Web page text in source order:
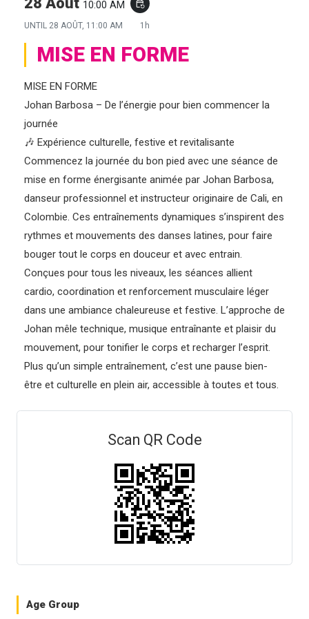
10:00 AM event_repeat
UNTIL 28 AOÛT, 11:00 AM 1h
MISE EN FORME
MISE EN FORME
Johan Barbosa – De l’énergie pour bien commencer la
journée
🎶 Expérience culturelle, festive et revitalisante
Commencez la journée du bon pied avec une séance de
mise en forme énergisante animée par Johan Barbosa,
danseur professionnel et instructeur originaire de Cali, en
Colombie. Ces entraînements dynamiques s’inspirent des
rythmes et mouvements des danses latines, pour faire
bouger tout le corps en douceur et avec entrain.
Conçues pour tous les niveaux, les séances allient
cardio, coordination et renforcement musculaire léger
dans une ambiance chaleureuse et festive. L’approche de
Johan mêle technique, musique entraînante et plaisir du
mouvement, pour tonifier le corps et recharger l’esprit.
Plus qu’un simple entraînement, c’est une pause bien-
être et culturelle en plein air, accessible à toutes et tous.
Scan QR Code
Age Group